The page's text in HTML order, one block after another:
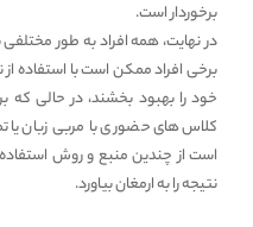
برخوردار است.
در نهایت، همه افراد به طور
برخی افراد ممکن است با استفاده
خود را بهبود بخشند، در حالی که
کلاس‌های حضوری با مربی زبان یا
است از چندین منبع و روش استفاده
نتیجه را به ارمغان بیاورد.